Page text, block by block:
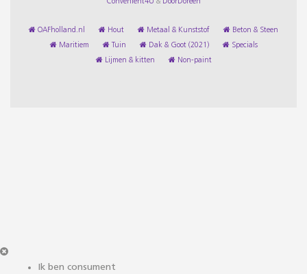
Convenient4U & DoorDoreen
OAFholland.nl Hout Metaal & Kunststof Beton & Steen
Maritiem Tuin Dak & Goot (2021) Specials
Lijmen & kitten Non-paint
Ik ben consument